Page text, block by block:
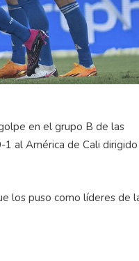
en el grupo B de las
1 al América de Cali
los puso como líderes de